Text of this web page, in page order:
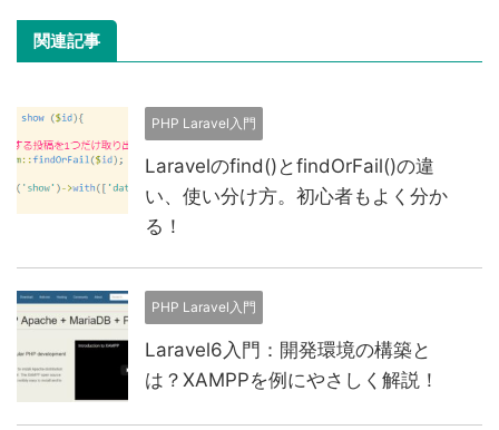
関連記事
PHP Laravel入門
Laravelのfind()とfindOrFail()の違
い、使い分け方。初心者もよく分か
る！
PHP Laravel入門
Laravel6入門：開発環境の構築と
は？XAMPPを例にやさしく解説！